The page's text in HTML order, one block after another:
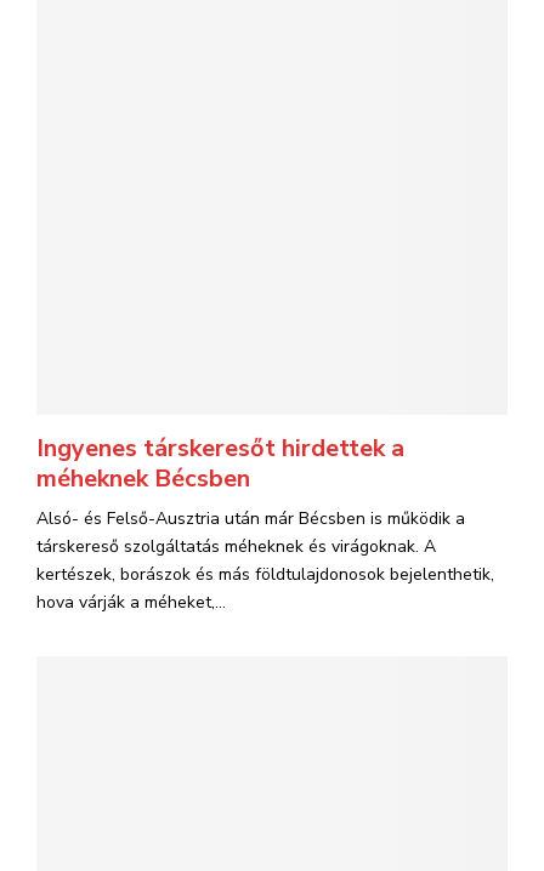
Ingyenes társkeresőt hirdettek a
méheknek Bécsben
Alsó- és Felső-Ausztria után már Bécsben is működik a
társkereső szolgáltatás méheknek és virágoknak. A
kertészek, borászok és más földtulajdonosok bejelenthetik,
hova várják a méheket,...